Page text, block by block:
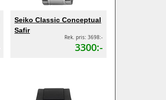
Seiko Classic Conceptual
Safir
Rek. pris: 3698:-
3300:-